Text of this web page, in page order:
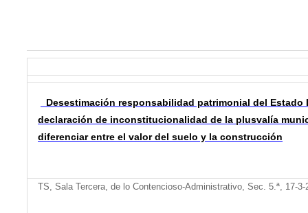
Desestimación responsabilidad patrimonial del Estado
declaración de inconstitucionalidad de la plusvalía
diferenciar entre el valor del suelo y la construcción
TS, Sala Tercera, de lo Contencioso-Administrativo, Sec. 5.ª, 17-3-